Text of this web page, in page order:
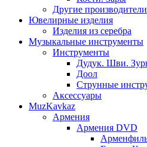
Другие производители
Ювелирные изделия
Изделия из серебра
Музыкальные инструменты
Инструменты
Дудук. Шви.
Доол
Струнные
Аксессуары
MuzKavkaz
Армения
Армения DVD